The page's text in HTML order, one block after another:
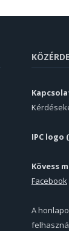
IPC logo
Kövess
Facebook
A